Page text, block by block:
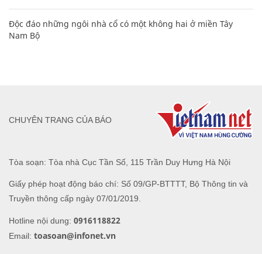
Độc đáo những ngôi nhà cổ có một không hai ở miền Tây
Nam Bộ
Tòa soạn: Tòa nhà Cục Tần Số, 115 Trần Duy Hưng Hà Nội
Giấy phép hoạt động báo chí: Số 09/GP-BTTTT, Bộ Thông tin và
Truyền thông cấp ngày 07/01/2019.
Hotline nội dung: 0916118822
Email: toasoan@infonet.vn
CHUYÊN TRANG CỦA BÁO